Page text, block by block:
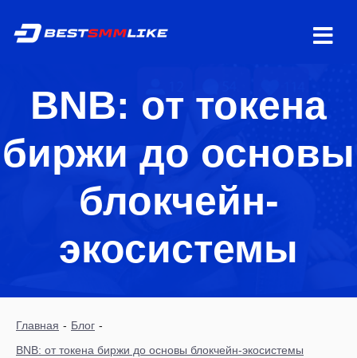
BNB: от токена
биржи до основы
блокчейн-
экосистемы
Главная - Блог -
BNB: от токена биржи до основы блокчейн-экосистемы